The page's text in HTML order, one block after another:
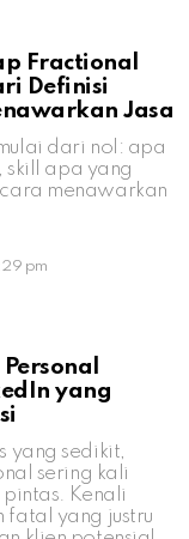
Fractional
Definisi
Jasa
dari nol: apa
apa yang
menawarkan
pm
yang
yang sedikit,
sering kali
Kenali
fatal yang justru